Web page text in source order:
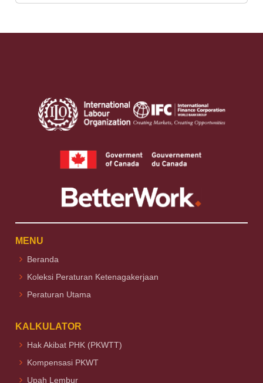
MENU
Beranda
Koleksi Peraturan Ketenagakerjaan
Peraturan Utama
KALKULATOR
Hak Akibat PHK (PKWTT)
Kompensasi PKWT
Upah Lembur